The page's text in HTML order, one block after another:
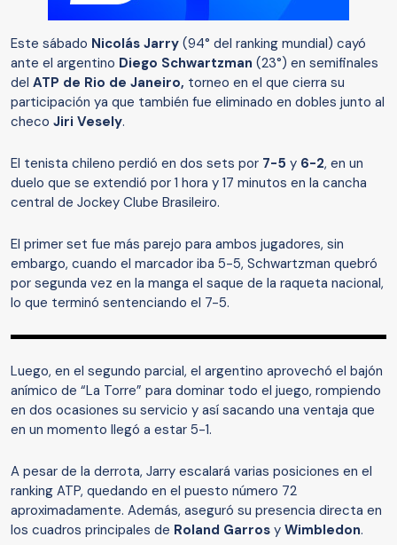
Este sábado Nicolás Jarry (94° del ranking mundial) cayó
ante el argentino Diego Schwartzman (23°) en semifinales
del ATP de Rio de Janeiro, torneo en el que cierra su
participación ya que también fue eliminado en dobles junto al
checo Jiri Vesely.
El tenista chileno perdió en dos sets por 7-5 y 6-2, en un
duelo que se extendió por 1 hora y 17 minutos en la cancha
central de Jockey Clube Brasileiro.
El primer set fue más parejo para ambos jugadores, sin
embargo, cuando el marcador iba 5-5, Schwartzman quebró
por segunda vez en la manga el saque de la raqueta nacional,
lo que terminó sentenciando el 7-5.
Luego, en el segundo parcial, el argentino aprovechó el bajón
anímico de “La Torre” para dominar todo el juego, rompiendo
en dos ocasiones su servicio y así sacando una ventaja que
en un momento llegó a estar 5-1.
A pesar de la derrota, Jarry escalará varias posiciones en el
ranking ATP, quedando en el puesto número 72
aproximadamente. Además, aseguró su presencia directa en
los cuadros principales de Roland Garros y Wimbledon.